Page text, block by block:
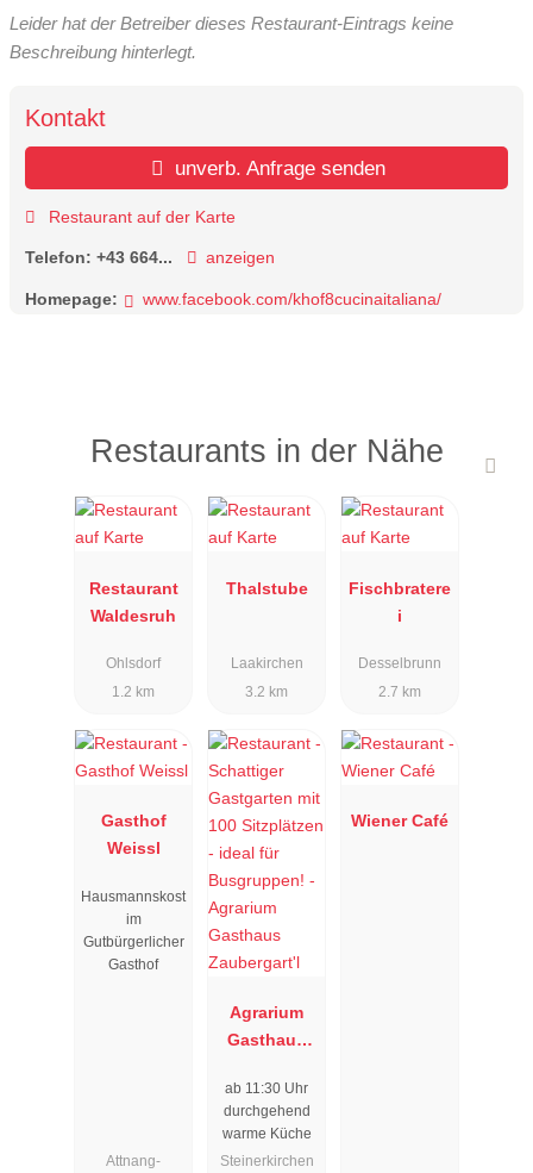
Leider hat der Betreiber dieses Restaurant-Eintrags keine
Beschreibung hinterlegt.
Kontakt
unverb. Anfrage senden
Restaurant auf der Karte
Telefon: +43 664... anzeigen
Homepage: www.facebook.com/khof8cucinaitaliana/
Restaurants in der Nähe
Restaurant
Waldesruh
Ohlsdorf
1.2 km
Thalstube
Laakirchen
3.2 km
Fischbratere
i
Desselbrunn
2.7 km
Gasthof
Weissl
Hausmannskost
im
Gutbürgerlicher
Gasthof
Attnang-
Agrarium
Gasthaus
ab 11:30 Uhr
durchgehend
warme Küche
Steinerkirchen
Wiener Café